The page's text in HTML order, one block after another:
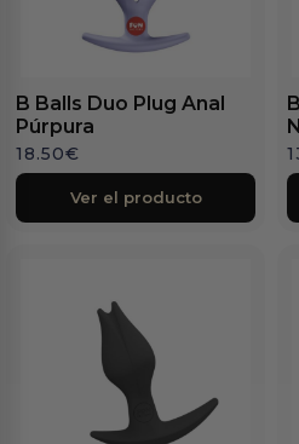
B Balls Duo Plug Anal
Púrpura
18.50€
Ver el producto